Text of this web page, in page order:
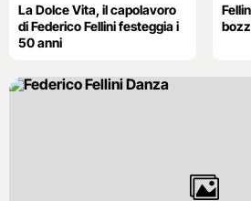
La Dolce Vita, il capolavoro
di Federico Fellini festeggia i
50 anni